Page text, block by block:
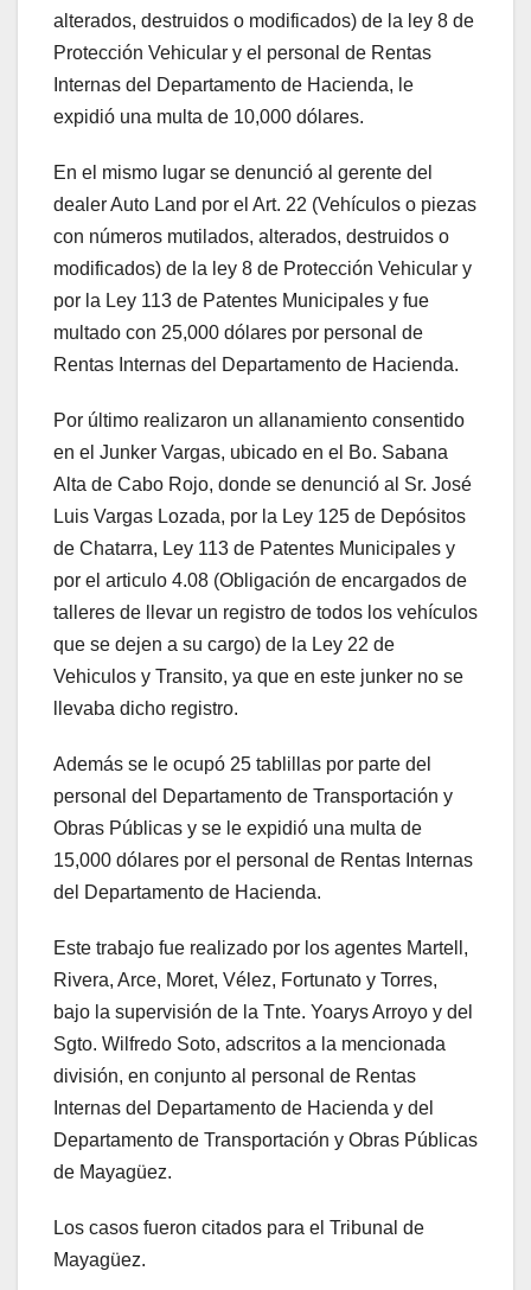
alterados, destruidos o modificados) de la ley 8 de
Protección Vehicular y el personal de Rentas
Internas del Departamento de Hacienda, le
expidió una multa de 10,000 dólares.
En el mismo lugar se denunció al gerente del
dealer Auto Land por el Art. 22 (Vehículos o piezas
con números mutilados, alterados, destruidos o
modificados) de la ley 8 de Protección Vehicular y
por la Ley 113 de Patentes Municipales y fue
multado con 25,000 dólares por personal de
Rentas Internas del Departamento de Hacienda.
Por último realizaron un allanamiento consentido
en el Junker Vargas, ubicado en el Bo. Sabana
Alta de Cabo Rojo, donde se denunció al Sr. José
Luis Vargas Lozada, por la Ley 125 de Depósitos
de Chatarra, Ley 113 de Patentes Municipales y
por el articulo 4.08 (Obligación de encargados de
talleres de llevar un registro de todos los vehículos
que se dejen a su cargo) de la Ley 22 de
Vehiculos y Transito, ya que en este junker no se
llevaba dicho registro.
Además se le ocupó 25 tablillas por parte del
personal del Departamento de Transportación y
Obras Públicas y se le expidió una multa de
15,000 dólares por el personal de Rentas Internas
del Departamento de Hacienda.
Este trabajo fue realizado por los agentes Martell,
Rivera, Arce, Moret, Vélez, Fortunato y Torres,
bajo la supervisión de la Tnte. Yoarys Arroyo y del
Sgto. Wilfredo Soto, adscritos a la mencionada
división, en conjunto al personal de Rentas
Internas del Departamento de Hacienda y del
Departamento de Transportación y Obras Públicas
de Mayagüez.
Los casos fueron citados para el Tribunal de
Mayagüez.